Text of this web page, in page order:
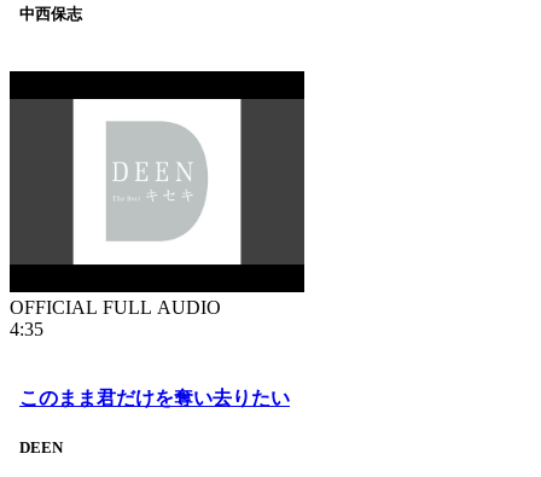
中西保志
OFFICIAL FULL AUDIO
4:35
このまま君だけを奪い去りたい
DEEN